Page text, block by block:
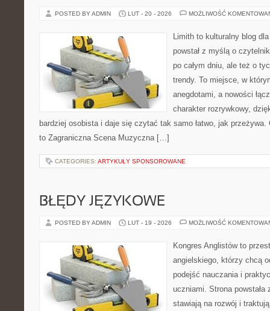
POSTED BY ADMIN LUT - 20 - 2026 MOŻLIWOŚĆ
Limith to kulturalny blog
powstał z myślą o
po całym dniu, ale też o
trendy. To miejsce, w
anegdotami, a nowości
charakter rozrywkowy,
bardziej osobista i daje się czytać tak samo łatwo, jak przeżywa.
to Zagraniczna Scena Muzyczna […]
CATEGORIES: ARTYKUŁY SPONSOROWANE
BŁĘDY JĘZYKOWE
POSTED BY ADMIN LUT - 19 - 2026 MOŻLIWOŚĆ
Kongres Anglistów to
angielskiego, którzy chcą
podejść nauczania i
uczniami. Strona
stawiają na rozwój i